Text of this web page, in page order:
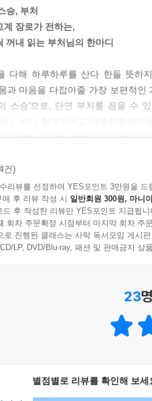
나중에 행복해질 거야’라는 생각에
는 보장이 없습니다.
는 길밖에 없습니다.
행복해지는 방법을 알고 있습니다.
노력의 대가를 기다릴 필요도 없이,
‘‘지금’ 행복해지는 길밖에 없다’」
기 때문에 ‘있다’, ‘존재한다’라고 할
은 존재하지 않습니다.
뱉거나 들이마실 때마다 새로운 나
‘무상함 속은 가능성으로 가득 차 있다」
승, 부처
계 장로가 전하는,
꺼내 읽는 부처님의 한마디
다해 하루하루를 산다 한들 뜻하
과 마음을 다잡아줄 가장 보편적
스승’으로, 단연 부처를 꼽을 수
대 속에서 편을 가르지도 강요하지
처의 가르침』은 『법구경』, 『
계의 장로인 저자가 현대인들의 눈
집중하라’, ‘순간의 작은 행위를
, 총 366일분의 짧은 이야기를 수
울해하지 않고, ‘지금의 나’에게 집
만, 굳이 순서에 구애받지 않고
건)
리뷰를 선정하여 YES포인트 3만원을 드
후 리뷰 작성 시 일반회원 300원, 마니
드 후 작성한 리뷰만 YES포인트 지급됩니
회차 주문확정 시점부터 마지막 회차 주
로 진행된 클래스는 사락 독서모임 게시
LP, DVD/Blu-ray, 패션 및 판매금지 상
23
별점별로 리뷰를 확인해 보세